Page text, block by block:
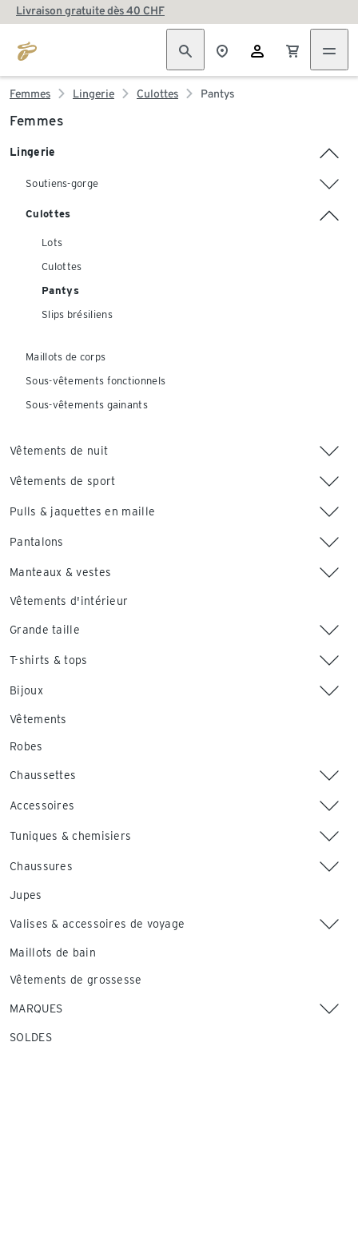
Livraison gratuite dès 40 CHF
Femmes Lingerie Culottes Pantys
Femmes
Lingerie
Soutiens-gorge
Culottes
Lots
Culottes
Pantys
Slips brésiliens
Maillots de corps
Sous-vêtements fonctionnels
Sous-vêtements gainants
Vêtements de nuit
Vêtements de sport
Pulls & jaquettes en maille
Pantalons
Manteaux & vestes
Vêtements d'intérieur
Grande taille
T-shirts & tops
Bijoux
Vêtements
Robes
Chaussettes
Accessoires
Tuniques & chemisiers
Chaussures
Jupes
Valises & accessoires de voyage
Maillots de bain
Vêtements de grossesse
MARQUES
SOLDES